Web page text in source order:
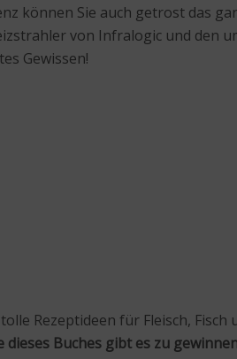
können Sie auch getrost das
von Infralogic und den
Gewissen!
Rezeptideen für Fleisch, Fisch
dieses Buches gibt es zu